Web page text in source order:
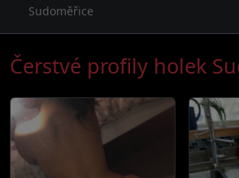
Sudoměřice
Čerstvé profily holek